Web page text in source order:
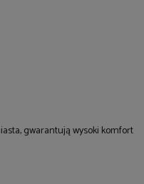
gwarantują wysoki komfort